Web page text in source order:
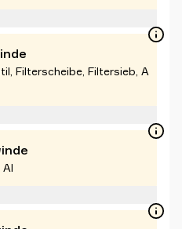
Filterscheibe, Filtersieb, A
Al